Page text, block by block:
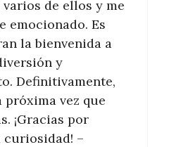
de ellos y me
emocionado. Es
la bienvenida a
y
Definitivamente,
próxima vez que
¡Gracias por
–